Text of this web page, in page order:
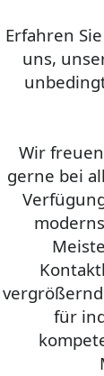
Erfahren
uns,
Wir
gerne bei
für